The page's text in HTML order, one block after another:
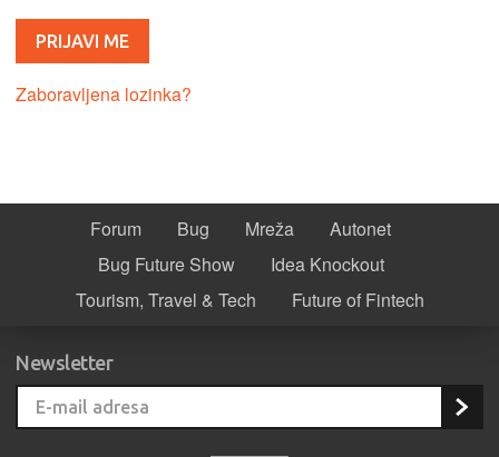
Zaboravljena lozinka?
Forum Bug Mreža
Autonet
Bug Future Show
Idea Knockout
Tourism, Travel & Tech
Future of Fintech
Newsletter